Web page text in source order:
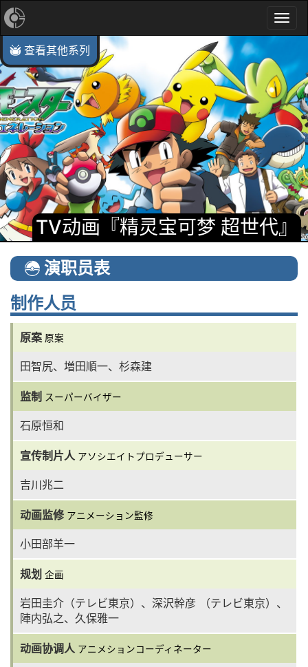
TV动画 『精灵宝可梦』
TV动画『精灵宝可梦 超世代』
TV动画『精灵宝可梦 DP』
TV动画『精灵宝可梦 超级愿望』
TV动画『精灵宝可梦 超级愿望 第2季』
TV动画『精灵宝可梦 XY』
TV动画『精灵宝可梦 XY&Z』
TV动画『精灵宝可梦 太阳与月亮』
查看其他系列
TV动画『精灵宝可梦 超世代』
演职员表
制作人员
原案 原案
田智尻、増田順一、杉森建
监制 スーパーバイザー
石原恒和
宣传制片人 アソシエイトプロデューサー
吉川兆二
动画监修 アニメーション監修
小田部羊一
规划 企画
岩田圭介（テレビ東京）、深沢幹彦 （テレビ東京）、
陣内弘之、久保雅一
动画协调人 アニメションコーディネーター